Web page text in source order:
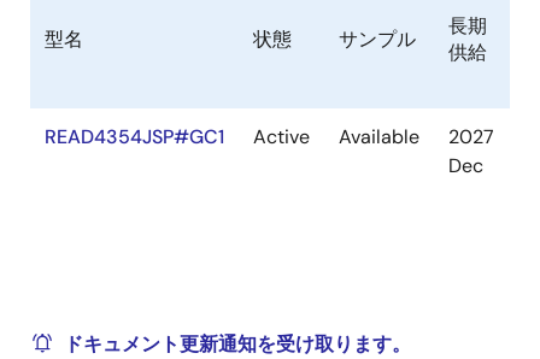
型名 状態 サンプル
長期
供給
READ4354JSP#GC1 Active Available
2027
Dec
ドキュメント更新通知を受け取ります。